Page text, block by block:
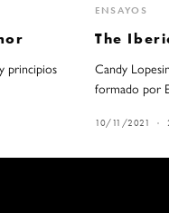
principios
ENSAYOS
The
Candy
formado por
10/11/2021